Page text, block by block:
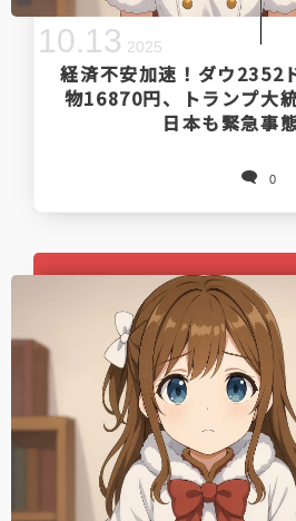
経済不安加速！ダウ2352
物16870円、トランプ大
日本も緊急事
0
10.13 2025